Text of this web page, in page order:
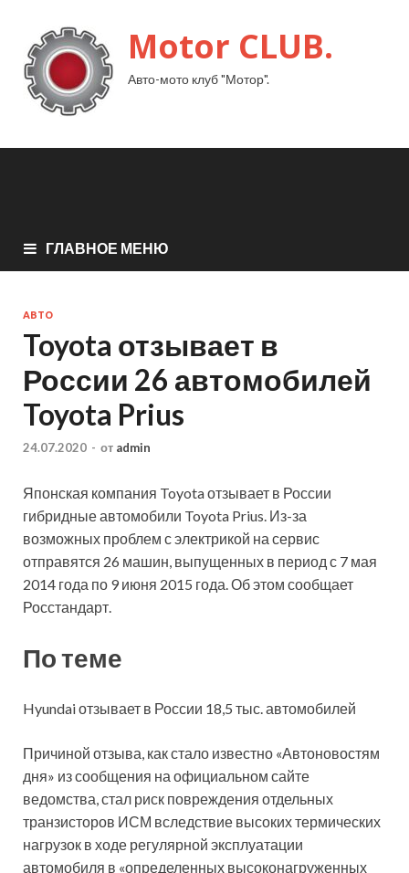
Motor CLUB.
Авто-мото клуб "Мотор".
ГЛАВНОЕ МЕНЮ
АВТО
Toyota отзывает в
России 26 автомобилей
Toyota Prius
24.07.2020 - от admin
Японская компания Toyota отзывает в России
гибридные автомобили Toyota Prius. Из-за
возможных проблем с электрикой на сервис
отправятся 26 машин, выпущенных в период с 7 мая
2014 года по 9 июня 2015 года. Об этом сообщает
Росстандарт.
По теме
Hyundai отзывает в России 18,5 тыс. автомобилей
Причиной отзыва, как стало известно «Автоновостям
дня» из сообщения на официальном сайте
ведомства, стал риск повреждения отдельных
транзисторов ИСМ вследствие высоких термических
нагрузок в ходе регулярной эксплуатации
автомобиля в «определенных высоконагруженных